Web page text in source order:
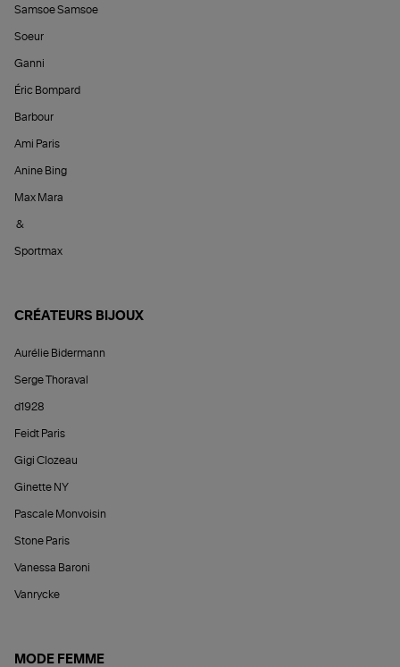
Samsoe Samsoe
Soeur
Ganni
Éric Bompard
Barbour
Ami Paris
Anine Bing
Max Mara
&
Sportmax
CRÉATEURS BIJOUX
Aurélie Bidermann
Serge Thoraval
d1928
Feidt Paris
Gigi Clozeau
Ginette NY
Pascale Monvoisin
Stone Paris
Vanessa Baroni
Vanrycke
MODE FEMME